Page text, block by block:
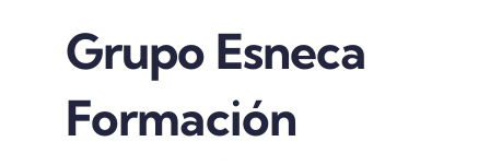
Grupo Esneca
Formación